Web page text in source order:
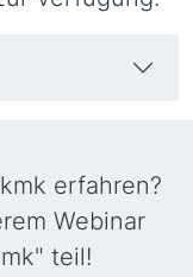
erfahren?
Webinar
teil!